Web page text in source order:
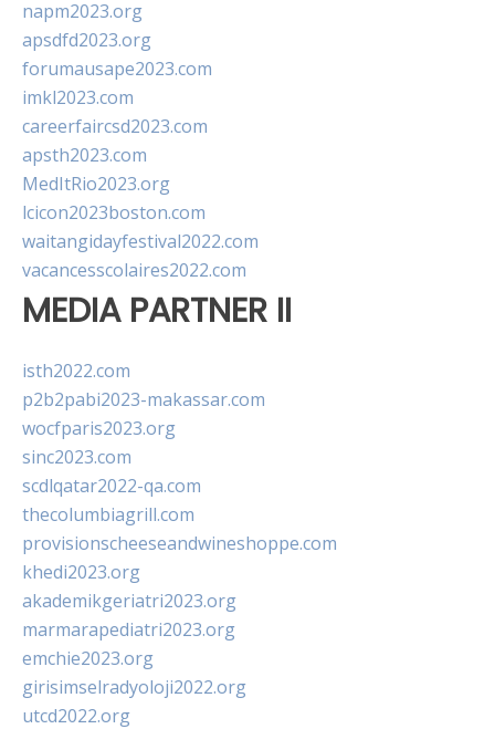
napm2023.org
apsdfd2023.org
forumausape2023.com
imkl2023.com
careerfaircsd2023.com
apsth2023.com
MedItRio2023.org
lcicon2023boston.com
waitangidayfestival2022.com
vacancesscolaires2022.com
MEDIA PARTNER II
isth2022.com
p2b2pabi2023-makassar.com
wocfparis2023.org
sinc2023.com
scdlqatar2022-qa.com
thecolumbiagrill.com
provisionscheeseandwineshoppe.com
khedi2023.org
akademikgeriatri2023.org
marmarapediatri2023.org
emchie2023.org
girisimselradyoloji2022.org
utcd2022.org